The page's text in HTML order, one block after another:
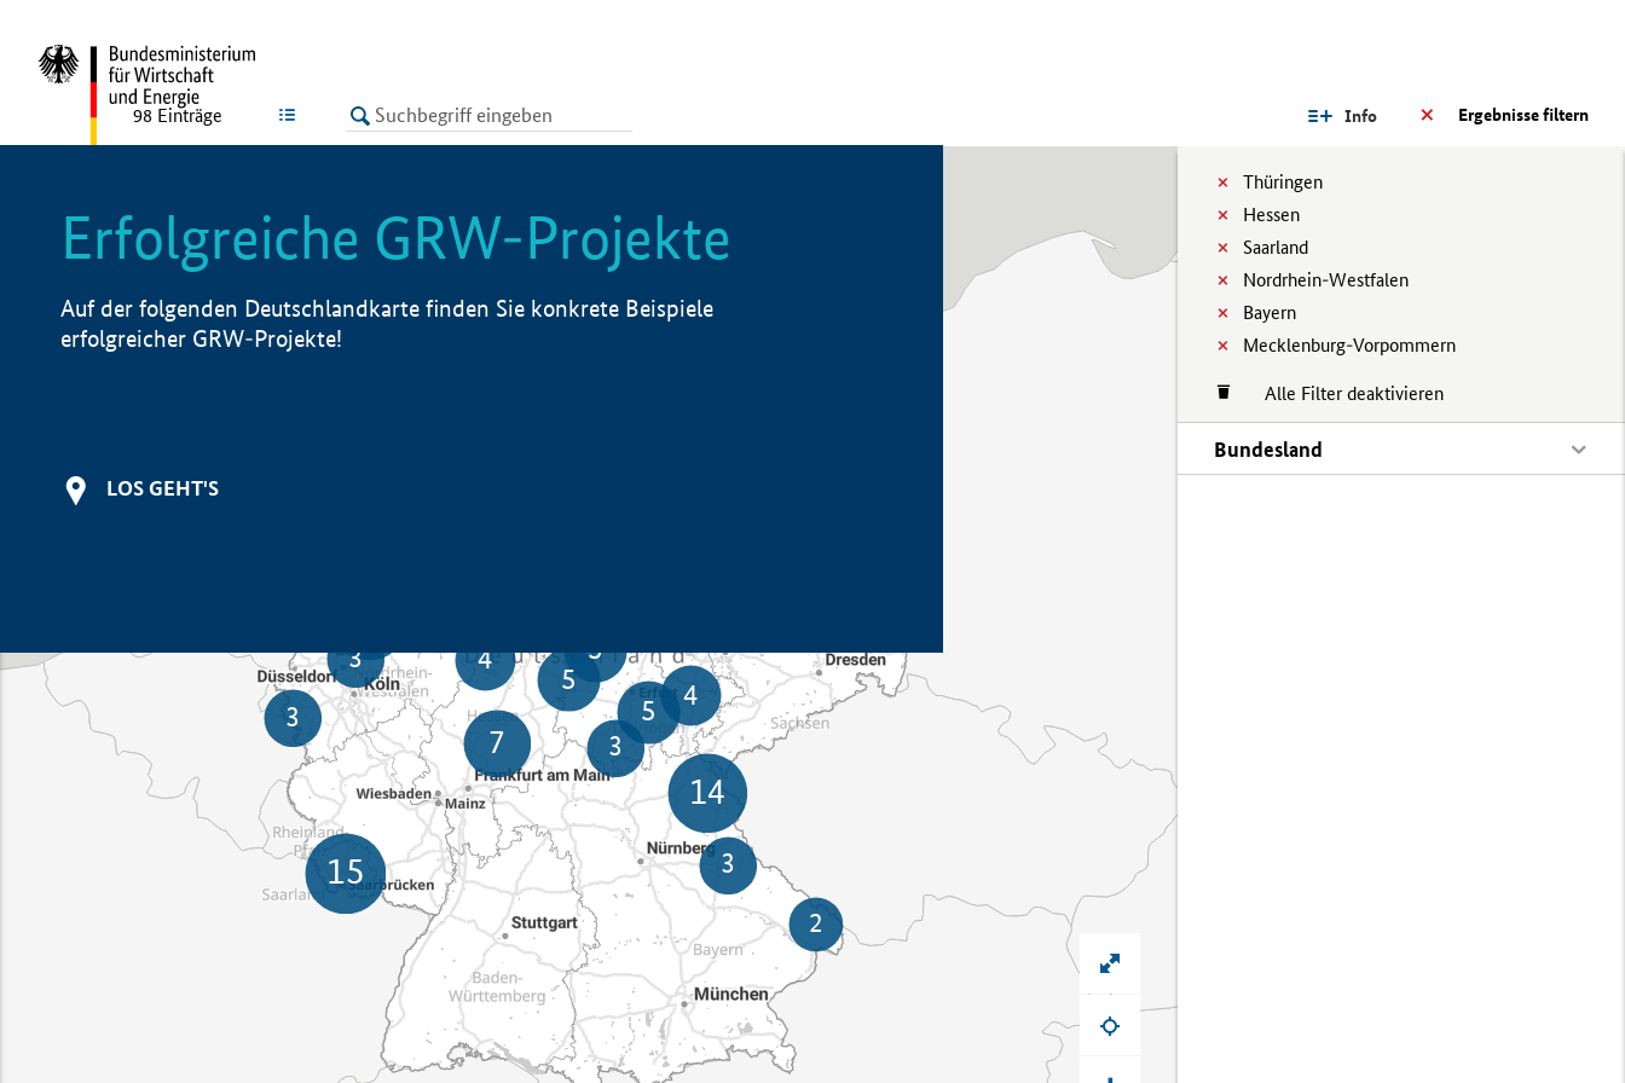
LISTE Ergebnisse filtern
Info
Thüringen
Hessen
Saarland
Nordrhein-Westfalen
Bayern
Mecklenburg-Vorpommern
Alle Filter deaktivieren
Bundesland
98 Einträge
Erfolgreiche GRW-Projekte
Auf der folgenden Deutschlandkarte finden Sie konkrete Beispiele
erfolgreicher GRW-Projekte!
LOS GEHT'S